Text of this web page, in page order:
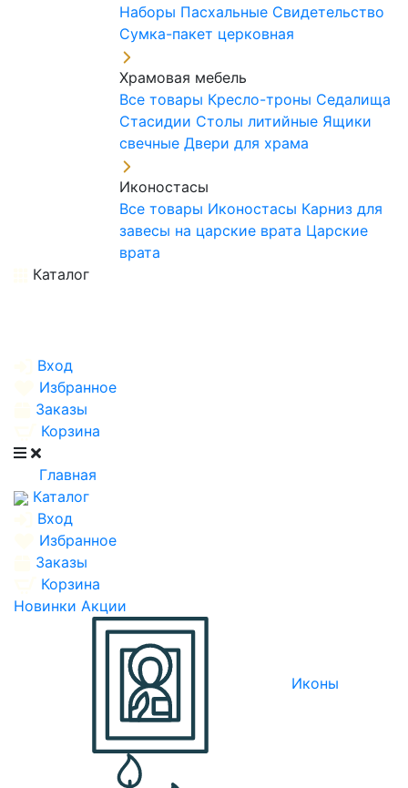
Наборы Пасхальные Свидетельство
Сумка-пакет церковная
Храмовая мебель
Все товары Кресло-троны Седалища
Стасидии Столы литийные Ящики
свечные Двери для храма
Иконостасы
Все товары Иконостасы Карниз для
завесы на царские врата Царские
врата
Каталог
Вход
Избранное
Заказы
Корзина
Главная
Каталог
Вход
Избранное
Заказы
Корзина
Новинки Акции
Иконы